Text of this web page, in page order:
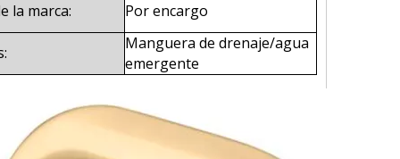
la marca:
Por encargo
Manguera de drenaje/agua
emergente